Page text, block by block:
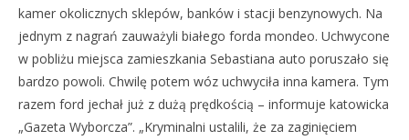
kamer okolicznych sklepów, banków i stacji benzynowych. Na
jednym z nagrań zauważyli białego forda mondeo. Uchwycone
w pobliżu miejsca zamieszkania Sebastiana auto poruszało się
bardzo powoli. Chwilę potem wóz uchwyciła inna kamera. Tym
razem ford jechał już z dużą prędkością – informuje katowicka
„Gazeta Wyborcza”. „Kryminalni ustalili, że za zaginięciem